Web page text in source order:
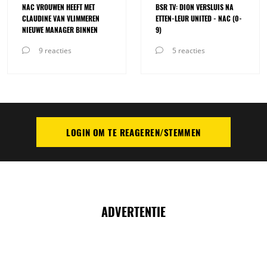
NAC VROUWEN HEEFT MET
CLAUDINE VAN VLIMMEREN
NIEUWE MANAGER BINNEN
9 reacties
BSR TV: DION VERSLUIS NA
ETTEN-LEUR UNITED - NAC (0-
9)
5 reacties
PLAATS REACTIELOGIN OM TE REAGEREN/STEMMEN
ADVERTENTIE